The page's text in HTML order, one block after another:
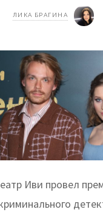
ЛИКА БРАГИНА
Иви провел